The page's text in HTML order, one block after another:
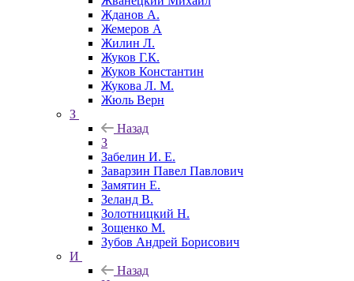
Жданов А.
Жемеров А
Жилин Л.
Жуков Г.К.
Жуков Константин
Жукова Л. М.
Жюль Верн
З
Назад
З
Забелин И. Е.
Заварзин Павел Павлович
Замятин Е.
Зеланд В.
Золотницкий Н.
Зощенко М.
Зубов Андрей Борисович
И
Назад